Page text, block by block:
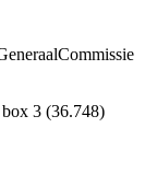
Commissie
3 (36.748)